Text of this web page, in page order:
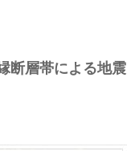
断層帯による地震